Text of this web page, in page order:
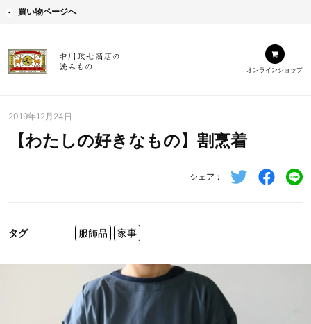
買い物ページへ
オンラインショップ
2019年12月24日
【わたしの好きなもの】割烹着
シェア
タグ 服飾品 家事